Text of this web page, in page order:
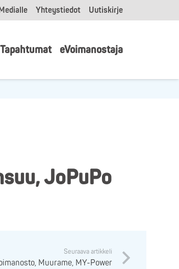
Yhteystiedot Uutiskirje
Tapahtumat eVoimanostaja
JoPuPo
Seuraava artikkeli
Muurame, MY-Power